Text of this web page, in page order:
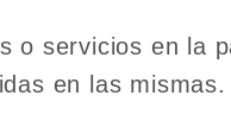
o servicios en la
en las mismas.